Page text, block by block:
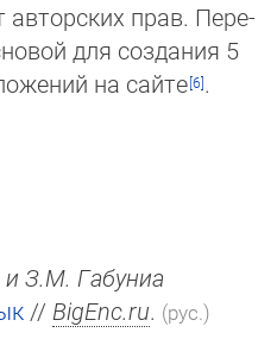
авторских прав. Пере­
для создания 5
на сайте .
З.М. Габуниа
// BigEnc.ru. (рус.)